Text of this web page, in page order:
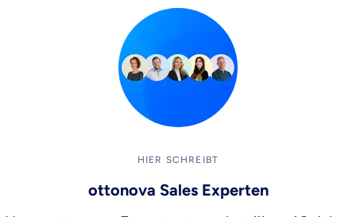
HIER SCHREIBT
ottonova Sales Experten